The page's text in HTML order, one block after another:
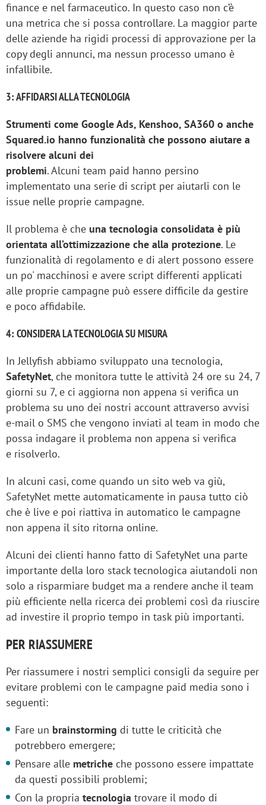
finance e nel farmaceutico. In questo caso non c’è
una metrica che si possa controllare. La maggior parte
delle aziende ha rigidi processi di approvazione per la
copy degli annunci, ma nessun processo umano è
infallibile.
3: AFFIDARSI ALLA TECNOLOGIA
Strumenti come Google Ads, Kenshoo, SA360 o anche
Squared.io hanno funzionalità che possono aiutare a
risolvere alcuni dei
problemi. Alcuni team paid hanno persino
implementato una serie di script per aiutarli con le
issue nelle proprie campagne.
Il problema è che una tecnologia consolidata è più
orientata all’ottimizzazione che alla protezione. Le
funzionalità di regolamento e di alert possono essere
un po' macchinosi e avere script differenti applicati
alle proprie campagne può essere difficile da gestire
e poco affidabile.
4: CONSIDERA LA TECNOLOGIA SU MISURA
In Jellyfish abbiamo sviluppato una tecnologia,
SafetyNet, che monitora tutte le attività 24 ore su 24, 7
giorni su 7, e ci aggiorna non appena si verifica un
problema su uno dei nostri account attraverso avvisi
e-mail o SMS che vengono inviati al team in modo che
possa indagare il problema non appena si verifica
e risolverlo.
In alcuni casi, come quando un sito web va giù,
SafetyNet mette automaticamente in pausa tutto ciò
che è live e poi riattiva in automatico le campagne
non appena il sito ritorna online.
Alcuni dei clienti hanno fatto di SafetyNet una parte
importante della loro stack tecnologica aiutandoli non
solo a risparmiare budget ma a rendere anche il team
più efficiente nella ricerca dei problemi così da riuscire
ad investire il proprio tempo in task più importanti.
PER RIASSUMERE
Per riassumere i nostri semplici consigli da seguire per
evitare problemi con le campagne paid media sono i
seguenti:
Fare un brainstorming di tutte le criticità che
potrebbero emergere;
Pensare alle metriche che possono essere impattate
da questi possibili problemi;
Con la propria tecnologia trovare il modo di